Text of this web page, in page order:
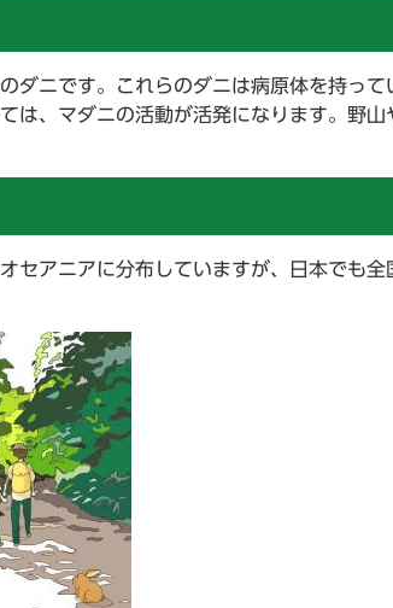
ダニです。これらのダニは病原体を持って
は、マダニの活動が活発になります。野山
セアニアに分布していますが、日本でも全